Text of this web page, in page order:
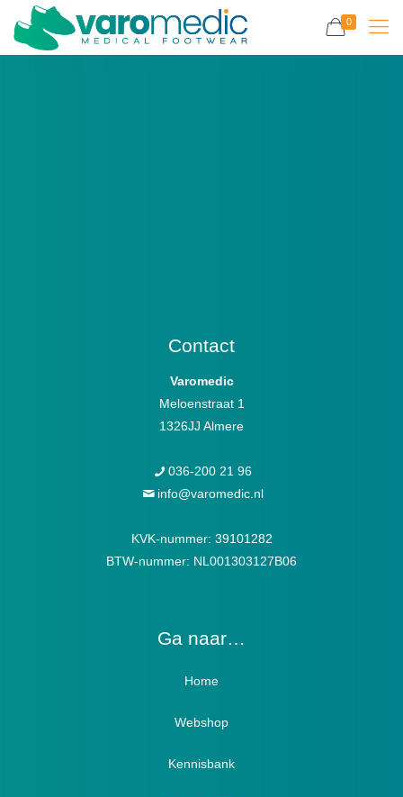
0
Contact
Varomedic
Meloenstraat 1
1326JJ Almere
036-200 21 96
info@varomedic.nl
KVK-nummer: 39101282
BTW-nummer: NL001303127B06
Ga naar…
Home
Webshop
Verbandschoenen / Verbandsloffen
Kennisbank